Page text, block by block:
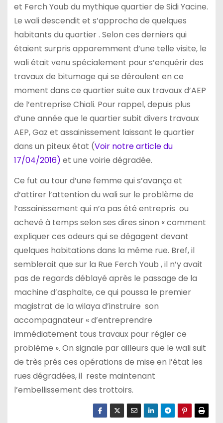
et Ferch Youb du mythique quartier de Sidi Yacine.
Le wali descendit et s’approcha de quelques
habitants du quartier . Selon ces derniers qui
étaient surpris apparemment d’une telle visite, le
wali était venu spécialement pour s’enquérir des
travaux de bitumage qui se déroulent en ce
moment dans ce quartier suite aux travaux d’AEP
de l’entreprise Chiali. Pour rappel, depuis plus
d’une année que le quartier subit divers travaux
AEP, Gaz et assainissement laissant le quartier
dans un piteux état (Voir notre article du
17/04/2016) et une voirie dégradée.
Ce fut au tour d’une femme qui s’avança et
d’attirer l’attention du wali sur le problème de
l’assainissement qui n’a pas été entrepris ou
achevé à temps selon ses dires sinon « comment
expliquer ces odeurs qui se dégagent devant
quelques habitations dans la même rue. Bref, il
semblerait que sur la Rue Ferch Youb , il n’y avait
pas de regards déblayé après le passage de la
machine d’asphalte, ce qui poussa le premier
magistrat de la wilaya d’instruire son
accompagnateur « d’entreprendre
immédiatement tous travaux pour régler ce
problème ». On signale par ailleurs que le wali suit
de très prés ces opérations de mise en l’état les
rues dégradées, il reste maintenant
l’embellissement des trottoirs.